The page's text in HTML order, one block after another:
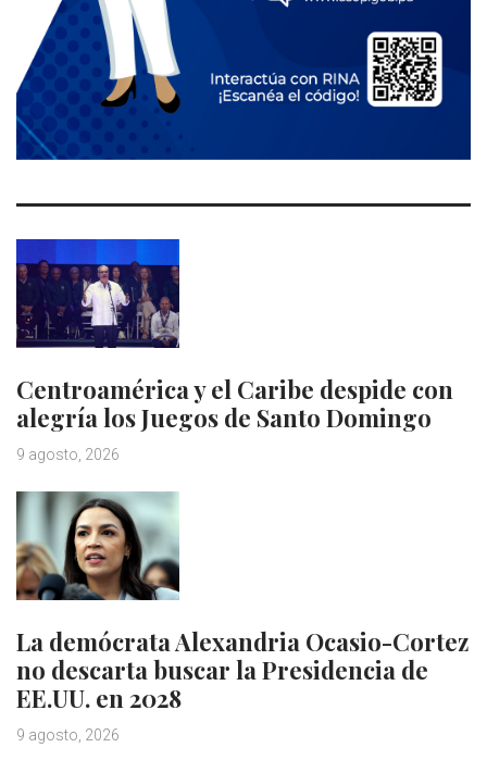
Centroamérica y el Caribe despide con
alegría los Juegos de Santo Domingo
9 agosto, 2026
La demócrata Alexandria Ocasio-Cortez
no descarta buscar la Presidencia de
EE.UU. en 2028
9 agosto, 2026